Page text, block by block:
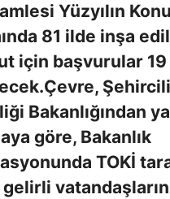
Yüzyılın
81 ilde inşa
için başvurular 19
Bakanlığından
göre, Bakanlık
TOKİ